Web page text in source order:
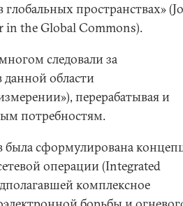
пространствах»
in the Global Commons).
следовали за
области
перерабатывая и
потребностям.
сформулирована
операции (Integrated
комплексное